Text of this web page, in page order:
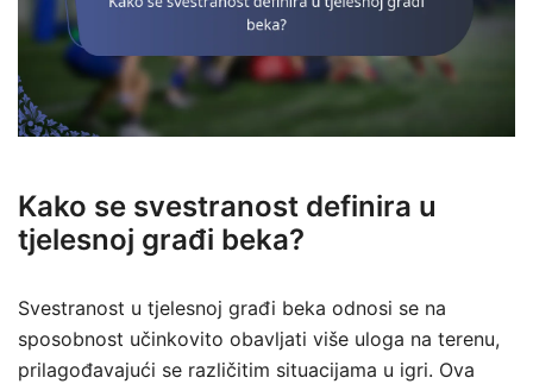
Kako se svestranost definira u
tjelesnoj građi beka?
Svestranost u tjelesnoj građi beka odnosi se na
sposobnost učinkovito obavljati više uloga na terenu,
prilagođavajući se različitim situacijama u igri. Ova